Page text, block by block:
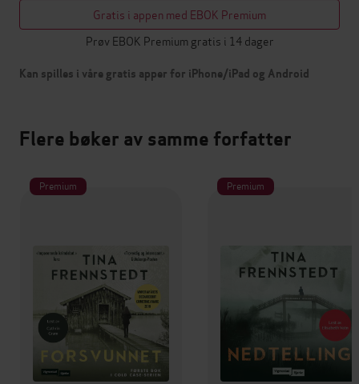
Gratis i appen med EBOK Premium
Prøv EBOK Premium gratis i 14 dager
Kan spilles i våre gratis apper for iPhone/iPad og Android
Flere bøker av samme forfatter
Premium Premium